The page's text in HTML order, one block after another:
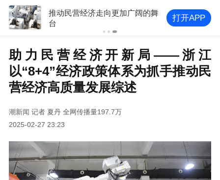
推动民营经济走向更加广阔的舞
台
打开APP
助力民营经济开新局——浙江
以“8+4”经济政策体系为抓手推动民
营经济高质量发展综述
潮新闻 记者 夏丹 全网传播量197.7万
2025-02-27 23:23